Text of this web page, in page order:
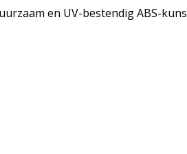
en UV-bestendig ABS-